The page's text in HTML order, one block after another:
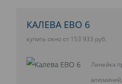
КАЛЕВА ЕВО 6
купить окно от 153 933 руб.
Линейка